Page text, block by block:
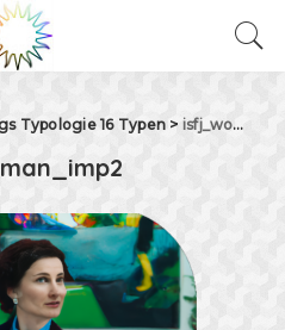
Typologie 16 Typen > isfj_woman_imp2